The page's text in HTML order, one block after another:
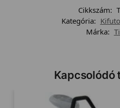
Cikkszám:
Kategória:
Márka:
Kapcsolódó